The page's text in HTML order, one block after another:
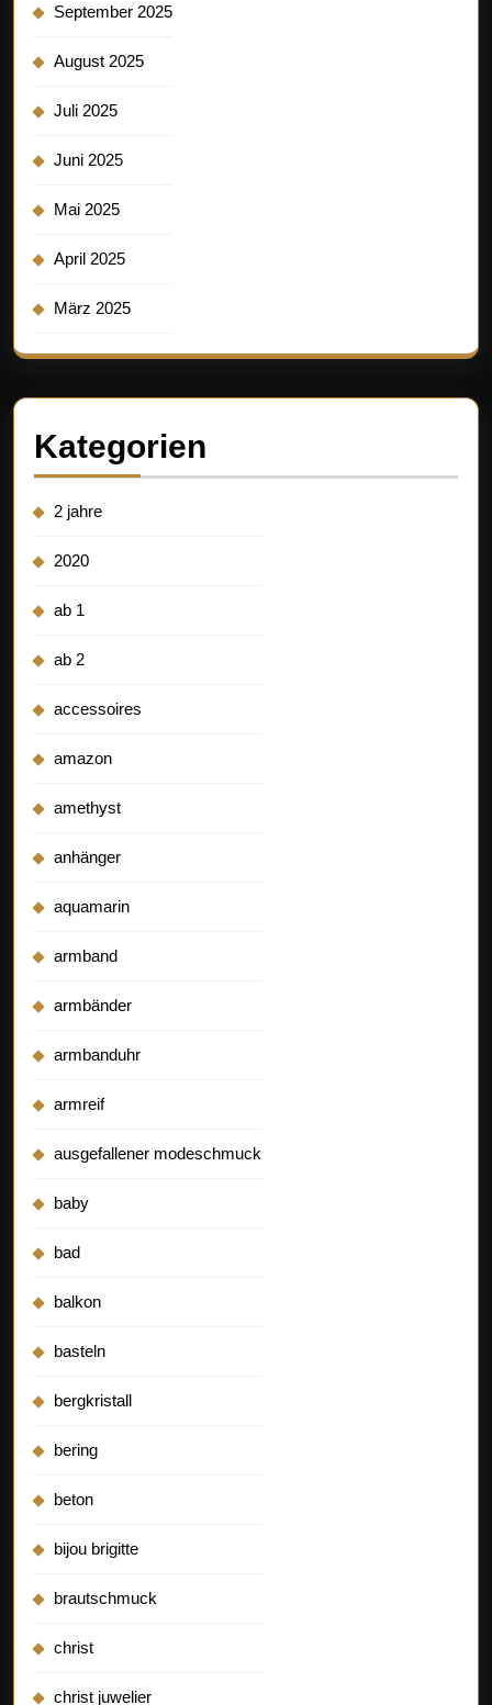
September 2025
August 2025
Juli 2025
Juni 2025
Mai 2025
April 2025
März 2025
Kategorien
2 jahre
2020
ab 1
ab 2
accessoires
amazon
amethyst
anhänger
aquamarin
armband
armbänder
armbanduhr
armreif
ausgefallener modeschmuck
baby
bad
balkon
basteln
bergkristall
bering
beton
bijou brigitte
brautschmuck
christ
christ juwelier